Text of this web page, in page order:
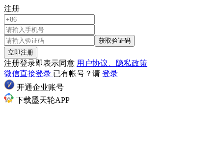
注册
获取验证码
立即注册
注册登录即表示同意 用户协议、隐私政策
微信直接登录 已有帐号？请 登录
开通企业账号
下载墨天轮APP